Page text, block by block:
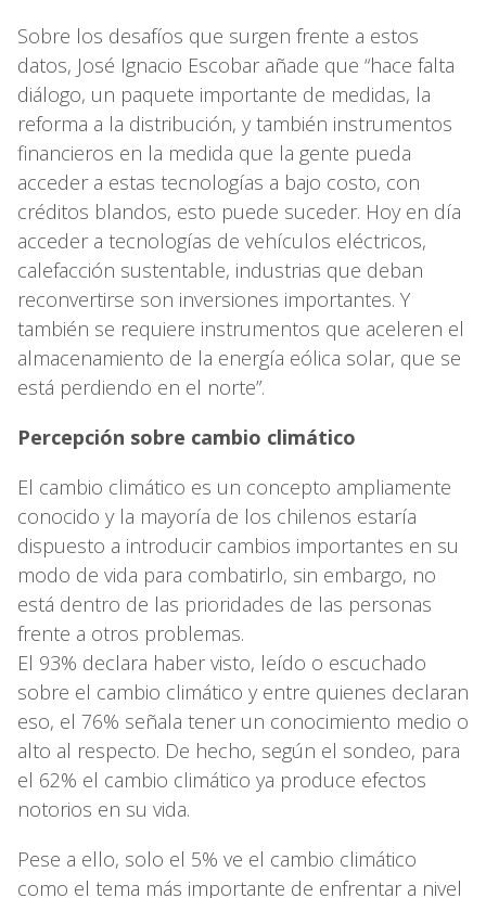
Sobre los desafíos que surgen frente a estos
datos, José Ignacio Escobar añade que “hace falta
diálogo, un paquete importante de medidas, la
reforma a la distribución, y también instrumentos
financieros en la medida que la gente pueda
acceder a estas tecnologías a bajo costo, con
créditos blandos, esto puede suceder. Hoy en día
acceder a tecnologías de vehículos eléctricos,
calefacción sustentable, industrias que deban
reconvertirse son inversiones importantes. Y
también se requiere instrumentos que aceleren el
almacenamiento de la energía eólica solar, que se
está perdiendo en el norte”.
Percepción sobre cambio climático
El cambio climático es un concepto ampliamente
conocido y la mayoría de los chilenos estaría
dispuesto a introducir cambios importantes en su
modo de vida para combatirlo, sin embargo, no
está dentro de las prioridades de las personas
frente a otros problemas.
El 93% declara haber visto, leído o escuchado
sobre el cambio climático y entre quienes declaran
eso, el 76% señala tener un conocimiento medio o
alto al respecto. De hecho, según el sondeo, para
el 62% el cambio climático ya produce efectos
notorios en su vida.
Pese a ello, solo el 5% ve el cambio climático
como el tema más importante de enfrentar a nivel